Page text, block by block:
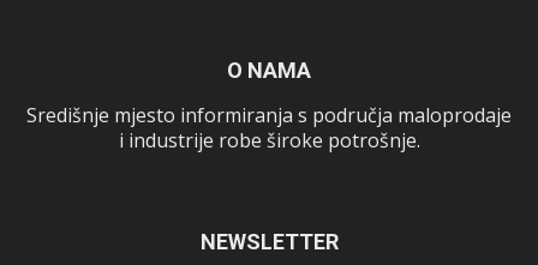
O NAMA
Središnje mjesto informiranja s područja maloprodaje
i industrije robe široke potrošnje.
NEWSLETTER